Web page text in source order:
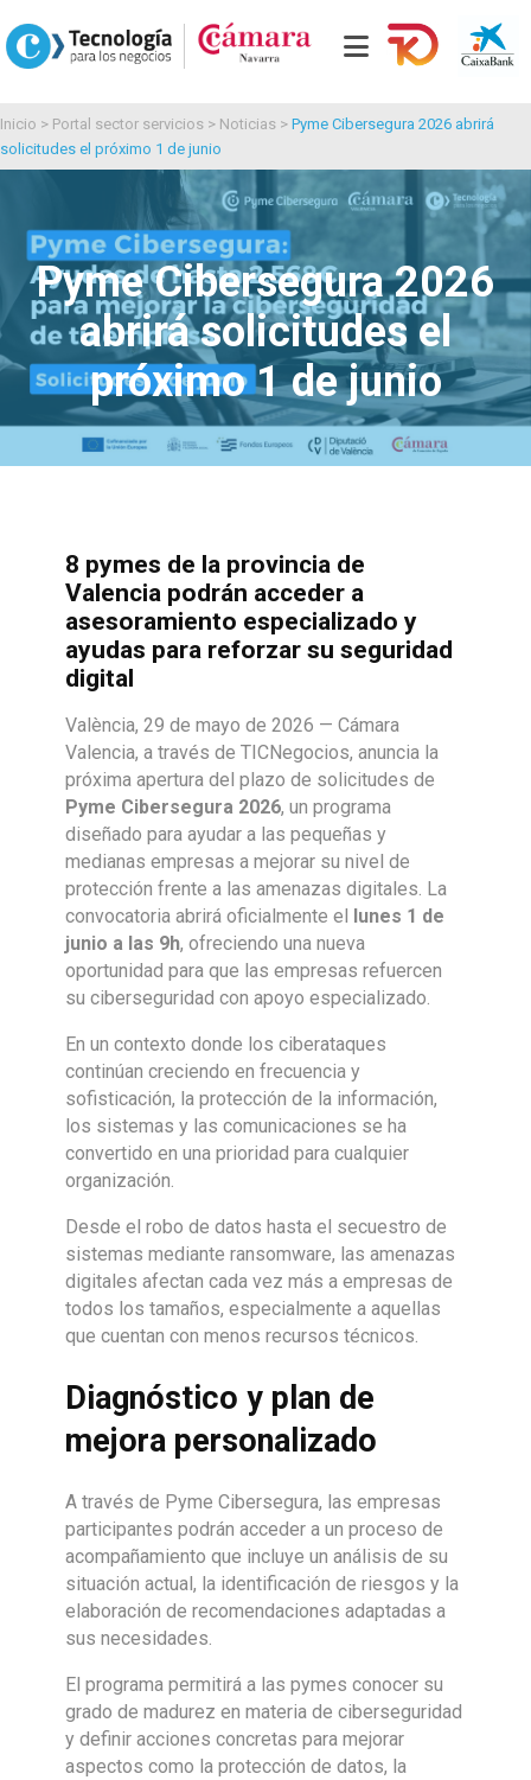
Inicio > Portal sector servicios > Noticias > Pyme Cibersegura 2026 abrirá
solicitudes el próximo 1 de junio
Pyme Cibersegura 2026
abrirá solicitudes el
próximo 1 de junio
8 pymes de la provincia de
Valencia podrán acceder a
asesoramiento especializado y
ayudas para reforzar su seguridad
digital
València, 29 de mayo de 2026 — Cámara
Valencia, a través de TICNegocios, anuncia la
próxima apertura del plazo de solicitudes de
Pyme Cibersegura 2026, un programa
diseñado para ayudar a las pequeñas y
medianas empresas a mejorar su nivel de
protección frente a las amenazas digitales. La
convocatoria abrirá oficialmente el
lunes 1 de
junio a las 9h, ofreciendo una nueva
oportunidad para que las empresas refuercen
su ciberseguridad con apoyo especializado.
En un contexto donde los ciberataques
continúan creciendo en frecuencia y
sofisticación, la protección de la información,
los sistemas y las comunicaciones se ha
convertido en una prioridad para cualquier
organización.
Desde el robo de datos hasta el secuestro de
sistemas mediante ransomware, las amenazas
digitales afectan cada vez más a empresas de
todos los tamaños, especialmente a aquellas
que cuentan con menos recursos técnicos.
Diagnóstico y plan de
mejora personalizado
A través de Pyme Cibersegura, las empresas
participantes podrán acceder a un proceso de
acompañamiento que incluye un análisis de su
situación actual, la identificación de riesgos y la
elaboración de recomendaciones adaptadas a
sus necesidades.
El programa permitirá a las pymes conocer su
grado de madurez en materia de ciberseguridad
y definir acciones concretas para mejorar
aspectos como la protección de datos, la